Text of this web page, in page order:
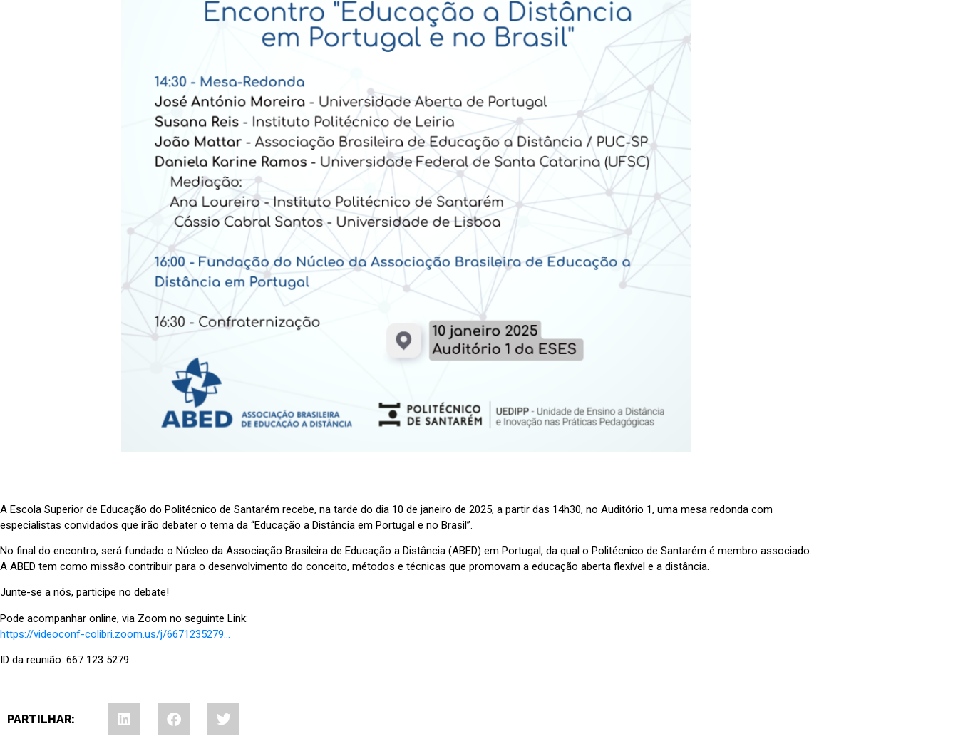
A Escola Superior de Educação do Politécnico de Santarém recebe, na tarde do dia 10 de janeiro de 2025, a partir das 14h30, no Auditório 1, uma mesa redonda com
especialistas convidados que irão debater o tema da “Educação a Distância em Portugal e no Brasil”.
No final do encontro, será fundado o Núcleo da Associação Brasileira de Educação a Distância (ABED) em Portugal, da qual o Politécnico de Santarém é membro associado.
A ABED tem como missão contribuir para o desenvolvimento do conceito, métodos e técnicas que promovam a educação aberta flexível e a distância.
Junte-se a nós, participe no debate!
Pode acompanhar online, via Zoom no seguinte Link:
https://videoconf-colibri.zoom.us/j/6671235279…
ID da reunião: 667 123 5279
PARTILHAR: